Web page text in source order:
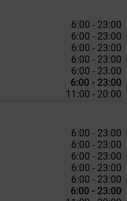
6:00 - 23:00
6:00 - 23:00
6:00 - 23:00
6:00 - 23:00
6:00 - 23:00
6:00 - 23:00
11:00 - 20:00
6:00 - 23:00
6:00 - 23:00
6:00 - 23:00
6:00 - 23:00
6:00 - 23:00
6:00 - 23:00